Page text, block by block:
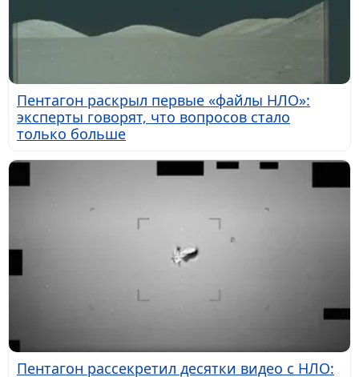
Пентагон раскрыл первые «файлы НЛО»:
эксперты говорят, что вопросов стало
только больше
Пентагон рассекретил десятки видео с НЛО: